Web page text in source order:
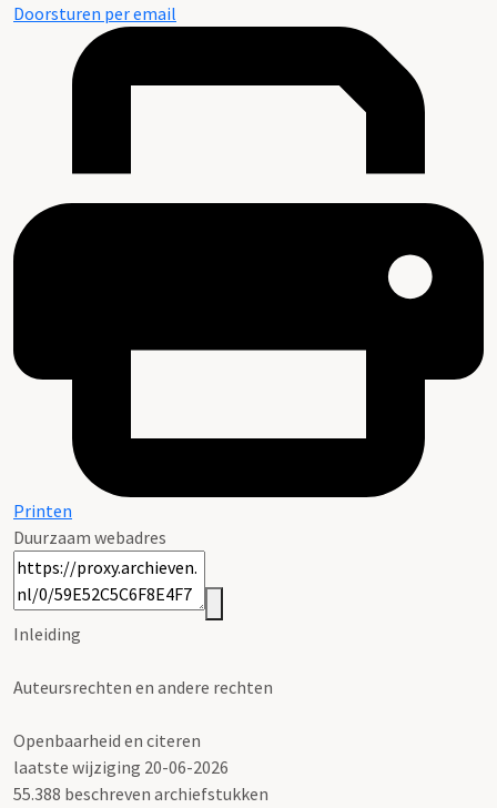
Doorsturen per email
Printen
Duurzaam webadres
Inleiding
Auteursrechten en andere rechten
Openbaarheid en citeren
laatste wijziging 20-06-2026
55.388 beschreven archiefstukken